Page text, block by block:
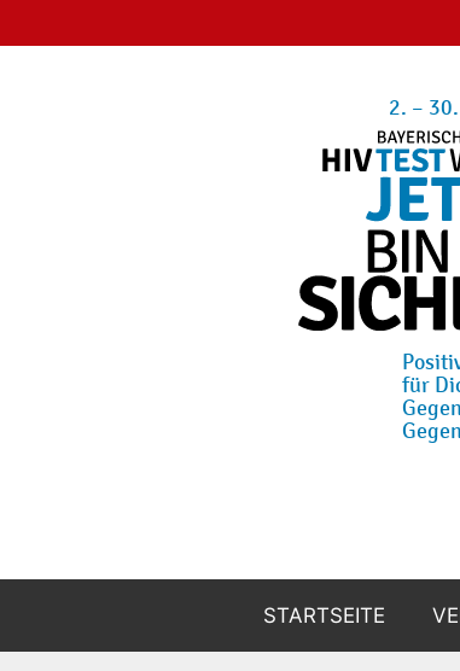
2. –
für
Inhalt
springen
STARTSEITE